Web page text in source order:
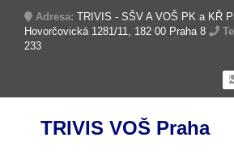
Adresa: TRIVIS - SŠV A VOŠ PK a KŘ
Hovorčovická 1281/11, 182 00 Praha 8
233
TRIVIS VOŠ Praha